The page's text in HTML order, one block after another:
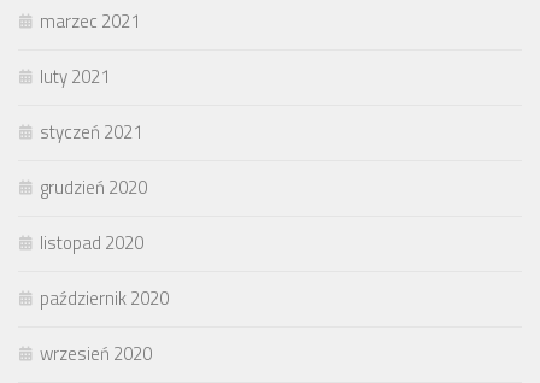
marzec 2021
luty 2021
styczeń 2021
grudzień 2020
listopad 2020
październik 2020
wrzesień 2020